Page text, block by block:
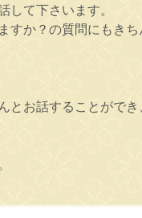
て下さいます。
か？の質問にもきち
お話することができ